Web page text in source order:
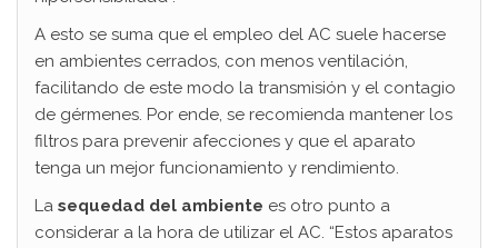
A esto se suma que el empleo del AC suele hacerse
en ambientes cerrados, con menos ventilación,
facilitando de este modo la transmisión y el contagio
de gérmenes. Por ende, se recomienda mantener los
filtros para prevenir afecciones y que el aparato
tenga un mejor funcionamiento y rendimiento.
La sequedad del ambiente es otro punto a
considerar a la hora de utilizar el AC. “Estos aparatos